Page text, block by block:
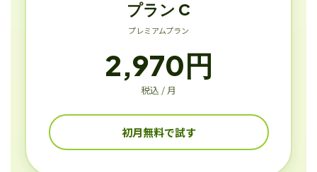
プラン C
プレミアムプラン
2,970円
税込 / 月
初月無料で試す